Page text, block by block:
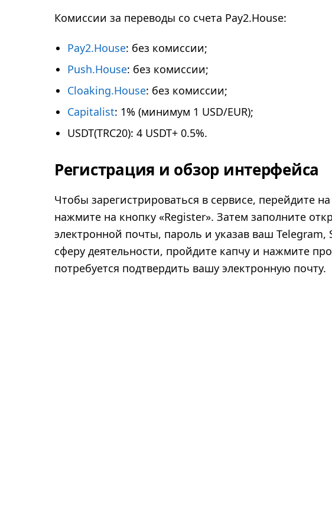
Комиссии за переводы со счета Pay2.House:
Pay2.House: без комиссии;
Push.House: без комиссии;
Cloaking.House: без комиссии;
Capitalist: 1% (минимум 1 USD/EUR);
USDT(TRC20): 4 USDT+ 0.5%.
Регистрация и обзор интерфейса
Чтобы зарегистрироваться в сервисе, перейдите
нажмите на кнопку «Register». Затем заполните
электронной почты, пароль и указав ваш
сферу деятельности, пройдите капчу и нажмите
потребуется подтвердить вашу электронную почту.